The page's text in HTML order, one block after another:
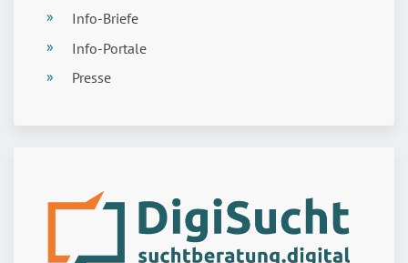
Info-Briefe
Info-Portale
Presse